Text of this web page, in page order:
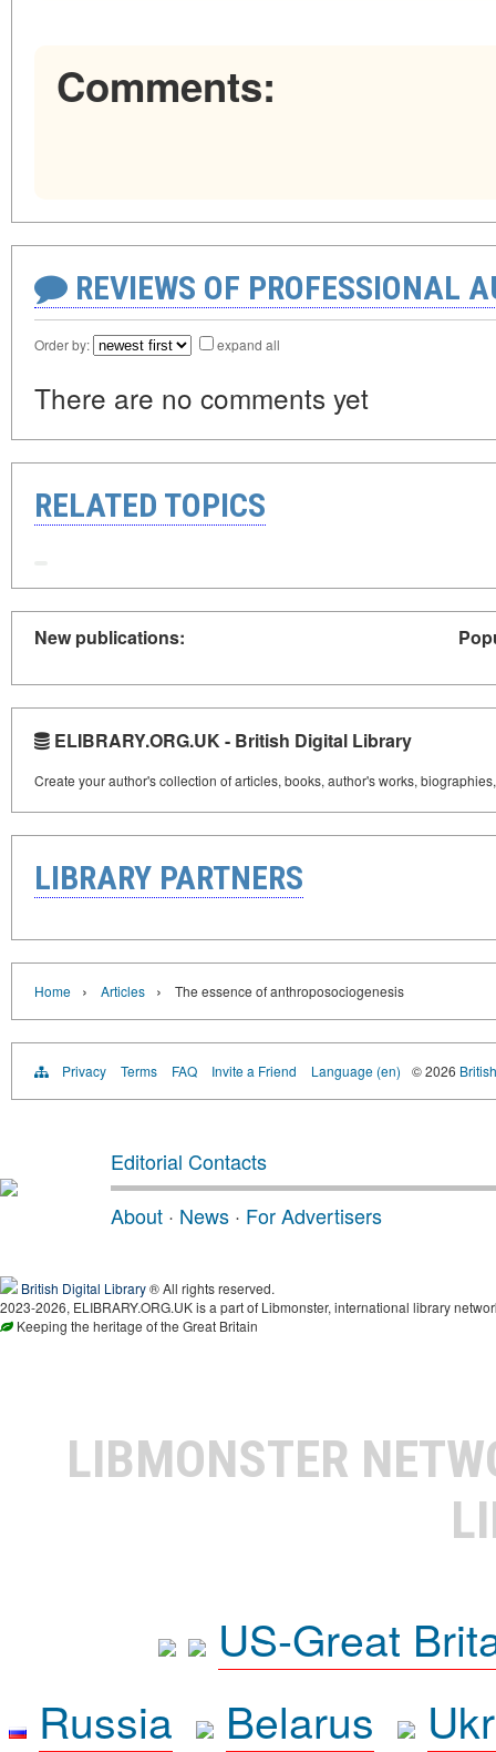
Comments:
REVIEWS OF PROFESSIONAL
Order by: expand all
There are no comments yet
RELATED TOPICS
New publications:
ELIBRARY.ORG.UK - British Digital Library
Create your author's collection of articles, books, author's works,
LIBRARY PARTNERS
Home › Articles › The essence of anthroposociogenesis
Privacy Terms FAQ Invite a Friend Language (en) © 2026
Editorial Contacts
About · News · For Advertisers
British Digital Library® All rights reserved.
2023-2026, ELIBRARY.ORG.UK is a part of Libmonster, international library
Keeping the heritage of the Great Britain
LIBMONSTER
US-Great
Russia
Belarus